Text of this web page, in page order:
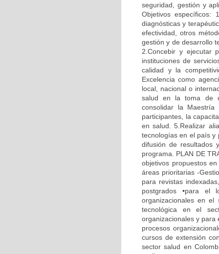
seguridad, gestión y
Objetivos específicos:
diagnósticas y
efectividad, otros
gestión y de desarrollo
2.Concebir y ejecutar
instituciones de
calidad y la
Excelencia como
local, nacional o
salud en la toma de
consolidar la Maestría
participantes, la
en salud. 5.Realizar
tecnologías en el país y
difusión de resultados
programa. PLAN DE
objetivos propuestos
áreas prioritarias -
para revistas
postgrados •para el
organizacionales en
tecnológica en el
organizacionales y para
procesos
cursos de extensión
sector salud en